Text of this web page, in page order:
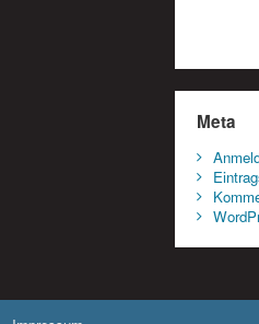
Meta